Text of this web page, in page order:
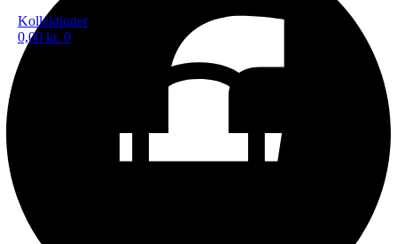
Kollektioner
0,00 kr. 0